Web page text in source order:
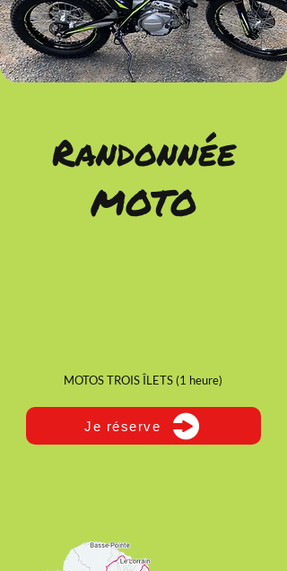
Randonnée
MOTO
MOTOS TROIS ÎLETS (1 heure)
Je réserve